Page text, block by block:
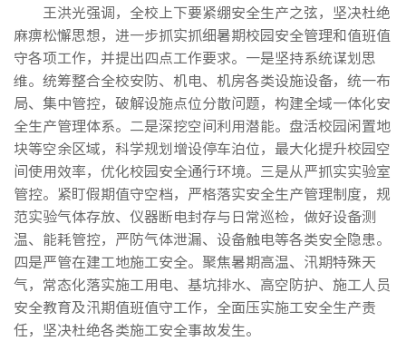
王洪光强调，全校上下要紧绷安全生产之弦，坚决杜绝
麻痹松懈思想，进一步抓实抓细暑期校园安全管理和值班值
守各项工作，并提出四点工作要求。一是坚持系统谋划思
维。统筹整合全校安防、机电、机房各类设施设备，统一布
局、集中管控，破解设施点位分散问题，构建全域一体化安
全生产管理体系。二是深挖空间利用潜能。盘活校园闲置地
块等空余区域，科学规划增设停车泊位，最大化提升校园空
间使用效率，优化校园安全通行环境。三是从严抓实实验室
管控。紧盯假期值守空档，严格落实安全生产管理制度，规
范实验气体存放、仪器断电封存与日常巡检，做好设备测
温、能耗管控，严防气体泄漏、设备触电等各类安全隐患。
四是严管在建工地施工安全。聚焦暑期高温、汛期特殊天
气，常态化落实施工用电、基坑排水、高空防护、施工人员
安全教育及汛期值班值守工作，全面压实施工安全生产责
任，坚决杜绝各类施工安全事故发生。